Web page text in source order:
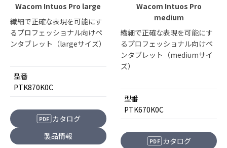
Wacom Intuos Pro large
繊細で正確な表現を可能にす
るプロフェッショナル向けペ
ンタブレット（largeサイズ）
型番
PTK870K0C
PDF カタログ
製品情報
Wacom Intuos Pro
medium
繊細で正確な表現を可能にす
るプロフェッショナル向けペ
ンタブレット（mediumサイ
ズ）
型番
PTK670K0C
PDF カタログ